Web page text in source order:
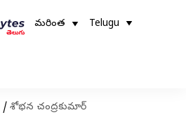
మరింత Telugu
/ శోభన చంద్రకుమార్‌